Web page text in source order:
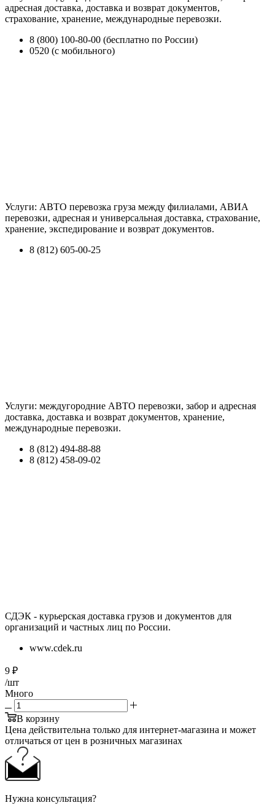
адресная доставка, доставка и возврат документов,
страхование, хранение, международные перевозки.
8 (800) 100-80-00 (бесплатно по России)
0520 (с мобильного)
Услуги: АВТО перевозка груза между филиалами, АВИА
перевозки, адресная и универсальная доставка, страхование,
хранение, экспедирование и возврат документов.
8 (812) 605-00-25
Услуги: междугородние АВТО перевозки, забор и адресная
доставка, доставка и возврат документов, хранение,
международные перевозки.
8 (812) 494-88-88
8 (812) 458-09-02
СДЭК - курьерская доставка грузов и документов для
организаций и частных лиц по России.
www.cdek.ru
9 ₽
/шт
Много
В корзину
Цена действительна только для интернет-магазина и может
отличаться от цен в розничных магазинах
Нужна консультация?